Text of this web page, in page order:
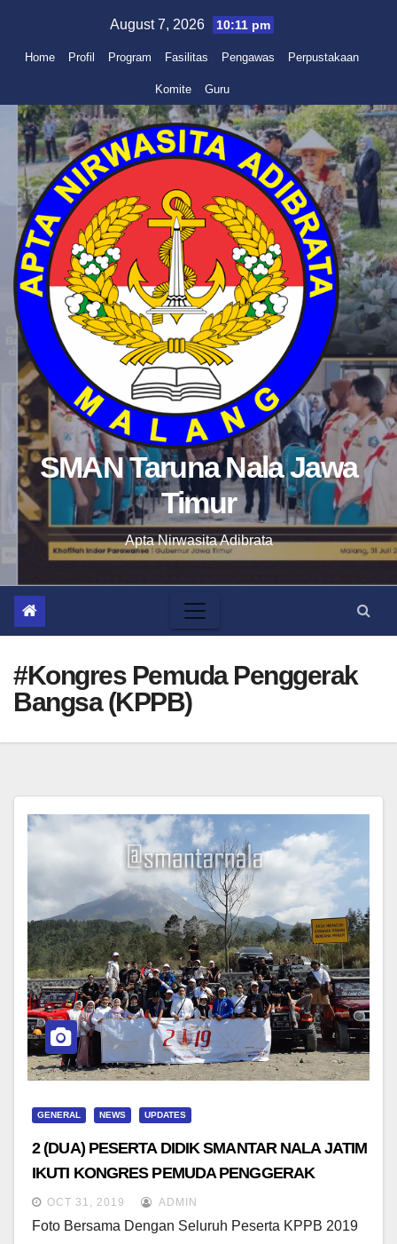
content
August 7, 2026 10:11 pm
Home Profil Program Fasilitas Pengawas Perpustakaan
Komite Guru
SMAN Taruna Nala Jawa
Timur
Apta Nirwasita Adibrata
#Kongres Pemuda Penggerak
Bangsa (KPPB)
GENERAL NEWS UPDATES
2 (DUA) PESERTA DIDIK SMANTAR NALA JATIM
IKUTI KONGRES PEMUDA PENGGERAK
BANGSA (KPPB) 2019
OCT 31, 2019 ADMIN
Foto Bersama Dengan Seluruh Peserta KPPB 2019